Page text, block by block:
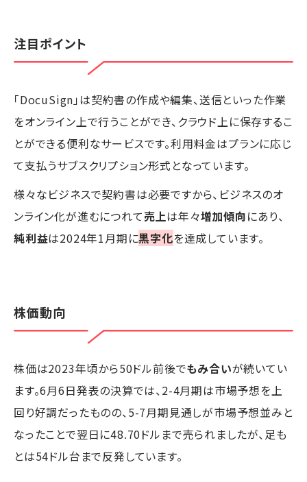
注目ポイント
「DocuSign」は契約書の作成や編集、送信といった作業
をオンライン上で行うことができ、クラウド上に保存するこ
とができる便利なサービスです。利用料金はプランに応じ
て支払うサブスクリプション形式となっています。
様々なビジネスで契約書は必要ですから、ビジネスのオ
ンライン化が進むにつれて売上は年々増加傾向にあり、
純利益は2024年1月期に黒字化を達成しています。
株価動向
株価は2023年頃から50ドル前後でもみ合いが続いてい
ます。6月6日発表の決算では、2-4月期は市場予想を上
回り好調だったものの、5-7月期見通しが市場予想並みと
なったことで翌日に48.70ドルまで売られましたが、足も
とは54ドル台まで反発しています。